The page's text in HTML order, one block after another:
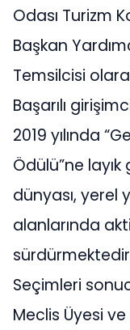
Odası Turizm
Başkan
Temsilcisi
Başarılı
2019 yılında
Ödülü”ne
dünyası, yerel
alanlarında
Seçimleri
Meclis Üyesi